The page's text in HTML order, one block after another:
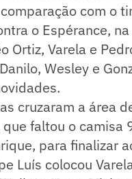
com o
o Espérance,
Ortiz, Varela e
Wesley e
cruzaram a área
que faltou o camisa
para finalizar
Luís colocou